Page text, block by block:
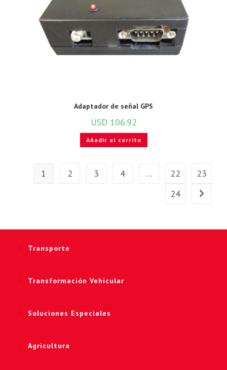
Adaptador de señal GPS
USD 106.92
Añadir al carrito
1 2 3 4 … 22
23
24
Transporte
Transformación Vehicular
Soluciones Especiales
Agricultura